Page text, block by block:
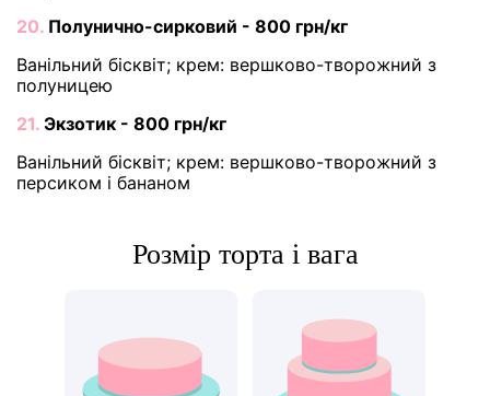
20. Полунично-сирковий - 800 грн/кг
Ванільний бісквіт; крем: вершково-творожний з
полуницею
21. Экзотик - 800 грн/кг
Ванільний бісквіт; крем: вершково-творожний з
персиком і бананом
Розмір торта і вага